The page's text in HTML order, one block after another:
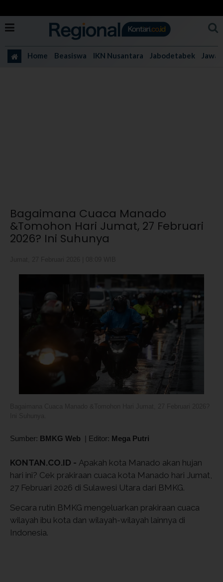
Home Beasiswa IKN Nusantara Jabodetabek Jawa
Bagaimana Cuaca Manado
&Tomohon Hari Jumat, 27 Februari
2026? Ini Suhunya
Sumber: BMKG Web | Editor: Mega Putri
KONTAN.CO.ID - Apakah kota Manado akan hujan
hari ini? Cek prakiraan cuaca kota Manado hari Jumat,
27 Februari 2026 di Sulawesi Utara dari BMKG.
Secara rutin BMKG mengeluarkan prakiraan cuaca
wilayah ibu kota dan wilayah-wilayah lainnya di
Indonesia.